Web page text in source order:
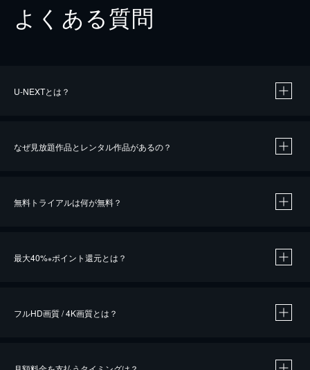
よくある質問
U-NEXTとは？
なぜ見放題作品とレンタル作品があるの？
無料トライアルは何が無料？
最大40%※ポイント還元とは？
フルHD画質 / 4K画質とは？